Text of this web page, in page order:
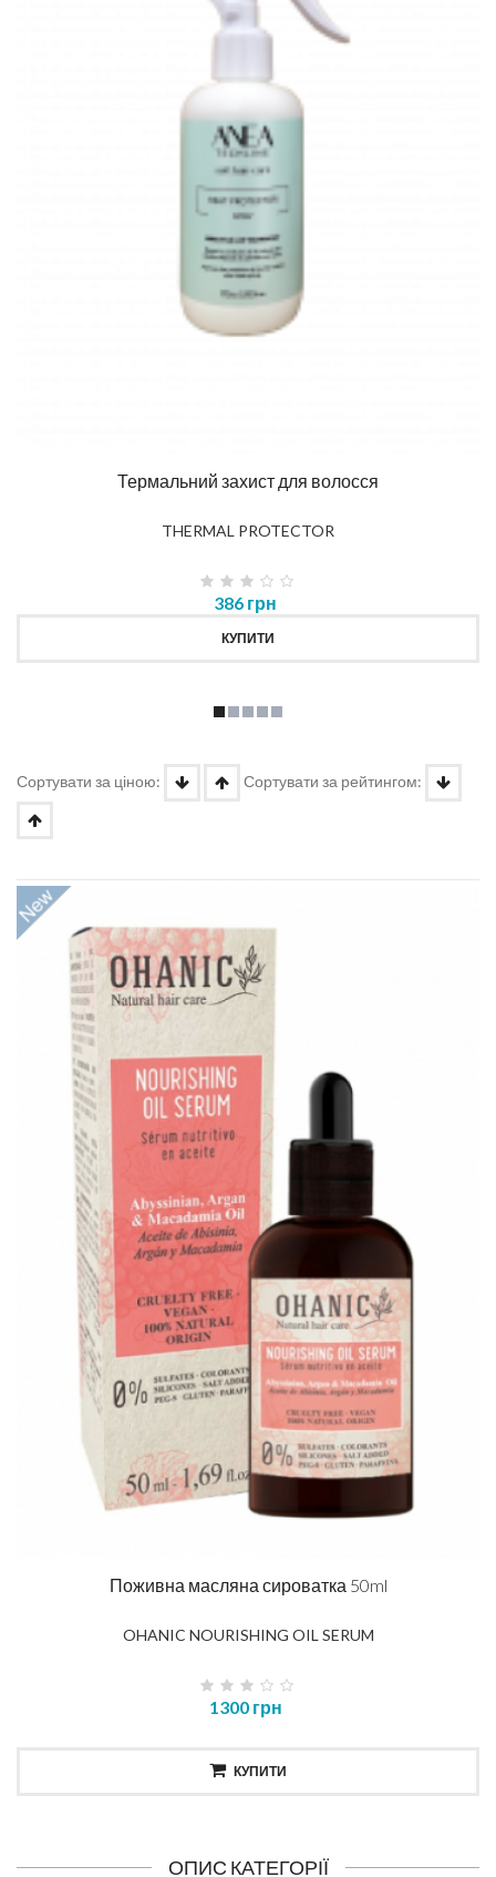
Термальний захист для волосся
THERMAL PROTECTOR
386 грн
КУПИТИ
Сортувати за ціною: Сортувати за рейтингом:
Поживна масляна сироватка 50ml
OHANIC NOURISHING OIL SERUM
1300 грн
КУПИТИ
ОПИС КАТЕГОРІЇ